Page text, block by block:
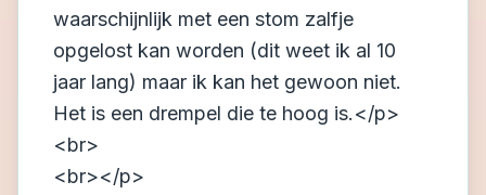
waarschijnlijk met een stom zalfje
opgelost kan worden (dit weet ik al 10
jaar lang) maar ik kan het gewoon niet.
Het is een drempel die te hoog is.</p>
<br>
<br></p>